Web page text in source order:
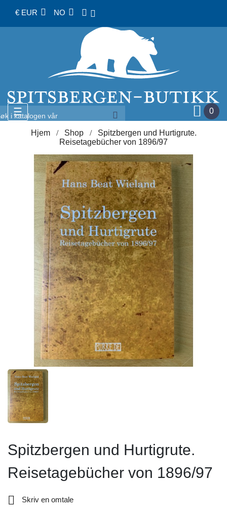
€ EUR NO
Toggle
navigation
☰ 0
Hjem Shop
Spitzbergen und Hurtigrute.
Reisetagebücher von 1896/97
Spitzbergen und Hurtigrute.
Reisetagebücher von 1896/97
 Skriv en omtale